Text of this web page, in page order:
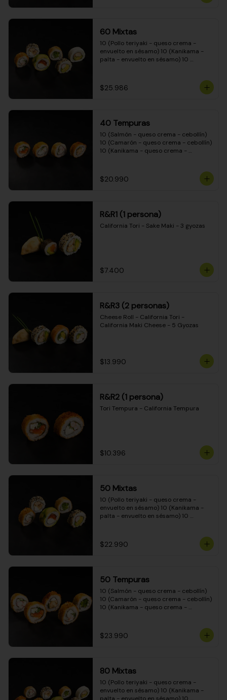
(Pimentón - queso crema - cebollín -
envuelto en masa tempura)
60 Mixtas
10 (Pollo teriyaki - queso crema -
envuelto en sésamo) 10 (Kanikama -
palta - envuelto en sésamo) 10
envuelto en queso crema) 10
(Camarón - queso crema - cebollín -
$25.986
40 Tempuras
10 (Salmón - queso crema - cebollín)
10 (Camarón - queso crema - cebollín)
10 (Kanikama - queso crema -
$20.990
R&R1 (1 persona)
California Tori - Sake Maki - 3 gyozas
$7.400
R&R3 (2 personas)
Cheese Roll - California Tori -
California Maki Cheese - 5 Gyozas
$13.990
R&R2 (1 persona)
Tori Tempura - California Tempura
$10.396
50 Mixtas
10 (Pollo teriyaki - queso crema -
envuelto en sésamo) 10 (Kanikama -
palta - envuelto en sésamo) 10
cebollín - envuelto en masa tempura)
10 (Pimentón - queso crema - cebollín
$22.990
50 Tempuras
10 (Salmón - queso crema - cebollín)
10 (Camarón - queso crema - cebollín)
10 (Kanikama - queso crema -
crema - cebollín)
$23.990
80 Mixtas
10 (Pollo teriyaki - queso crema -
envuelto en sésamo) 10 (Kanikama -